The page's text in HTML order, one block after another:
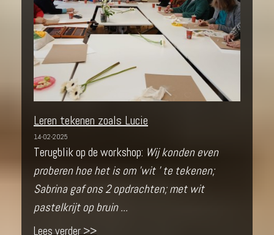
Leren tekenen zoals Lucie
14-02-2025
Terugblik op de workshop: Wij konden even
proberen hoe het is om 'wit ' te tekenen;
Sabrina gaf ons 2 opdrachten; met wit
pastelkrijt op bruin ...
Lees verder >>